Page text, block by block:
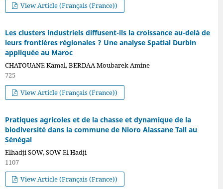
View Article (Français (France))
Les clusters industriels diffusent-ils la croissance au-delà de
leurs frontières régionales ? Une analyse Spatial Durbin
appliquée au Maroc
CHATOUANE Kamal, BERDAA Moubarek Amine
725
View Article (Français (France))
Pratiques agricoles et de la chasse et dynamique de la
biodiversité dans la commune de Nioro Alassane Tall au
Sénégal
Elhadji SOW, SOW El Hadji
1107
View Article (Français (France))